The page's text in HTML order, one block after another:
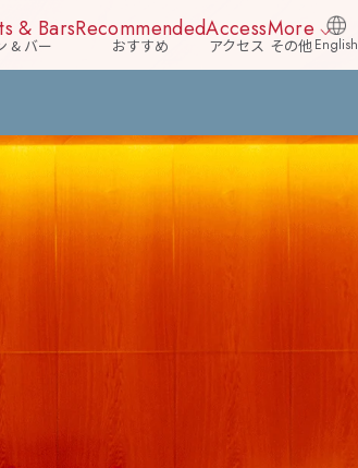
& Bars
& バー
Recommended
おすすめ
Access
アクセス
More
その他English